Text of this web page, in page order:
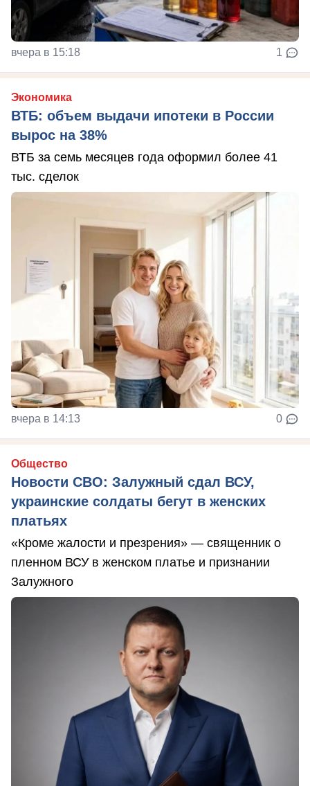
вчера в 15:18 1
Экономика
ВТБ: объем выдачи ипотеки в России
вырос на 38%
ВТБ за семь месяцев года оформил более 41
тыс. сделок
вчера в 14:13 0
Общество
Новости СВО: Залужный сдал ВСУ,
украинские солдаты бегут в женских
платьях
«Кроме жалости и презрения» — священник о
пленном ВСУ в женском платье и признании
Залужного